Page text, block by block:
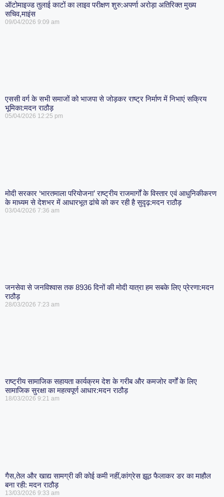
ऑटोमाइज्ड तुलाई काटों का लाइव परीक्षण शुरु:अपर्णा अरोड़ा अतिरिक्त मुख्य
सचिव,माइंस
09/04/2026 9:09 am
एससी वर्ग के सभी समाजों को भाजपा से जोड़कर राष्ट्र निर्माण में निभाएं सक्रिय
भूमिका:मदन राठौड़
05/04/2026 12:25 pm
मोदी सरकार ‘भारतमाला परियोजना’ राष्ट्रीय राजमार्गों के विस्तार एवं आधुनिकीकरण
के माध्यम से देशभर में आधारभूत ढांचे को कर रही है सुदृढ़:मदन राठौड़
03/04/2026 7:36 am
जनसेवा से जनविश्वास तक 8936 दिनों की मोदी यात्रा हम सबके लिए प्रेरणा:मदन
राठौड़
28/03/2026 7:23 am
राष्ट्रीय सामाजिक सहायता कार्यक्रम देश के गरीब और कमजोर वर्गों के लिए
सामाजिक सुरक्षा का महत्वपूर्ण आधार:मदन राठौड़
18/03/2026 9:21 am
गैस,तेल और खाद्य सामग्री की कोई कमी नहीं,कांग्रेस झूठ फैलाकर डर का माहौल
बना रही: मदन राठौड़
13/03/2026 9:33 am